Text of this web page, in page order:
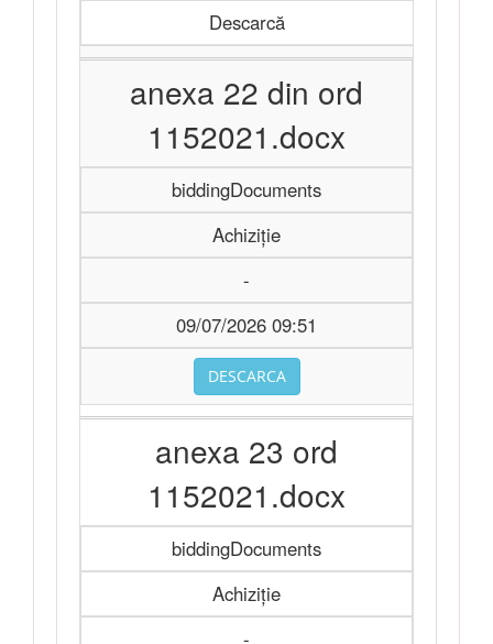
Descarcă
anexa 22 din ord
1152021.docx
biddingDocuments
Achiziție
-
09/07/2026 09:51
DESCARCA
anexa 23 ord
1152021.docx
biddingDocuments
Achiziție
-